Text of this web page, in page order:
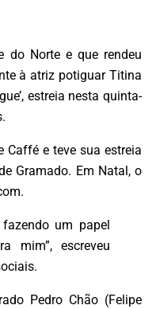
do Norte e que rendeu
à atriz potiguar Titina
estreia nesta quinta-
Caffé e teve sua estreia
Gramado. Em Natal, o
um papel
mim”, escreveu
Pedro Chão (Felipe